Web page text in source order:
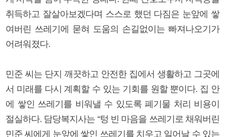
취득하고 잘살아보겠다며 스스로 했던 다짐은 눈앞에 쌓
여버린 쓰레기에 묻혀 도움의 손길없이는 빠져나오기가
어려워졌다.
민준 씨는 단지 깨끗하고 안전한 집에서 생활하고 그곳에
서 미래를 다시 계획할 수 있는 기회를 원할 뿐이다. 집 안
에 쌓인 쓰레기를 비워낼 수 있도록 폐기물 처리 비용이
절실하다. 담당복지사는 “텅 빈 마음을 쓰레기로 채워버린
민준 씨에게 눈앞에 쌓인 쓰레기를 치우고 일어날 수 있는